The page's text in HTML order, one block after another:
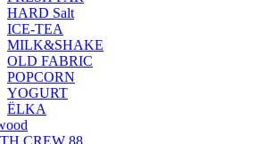
HARD Salt
ICE-TEA
MILK&SHAKE
OLD FABRIC
POPCORN
YOGURT
ЁLKA
CREW 88